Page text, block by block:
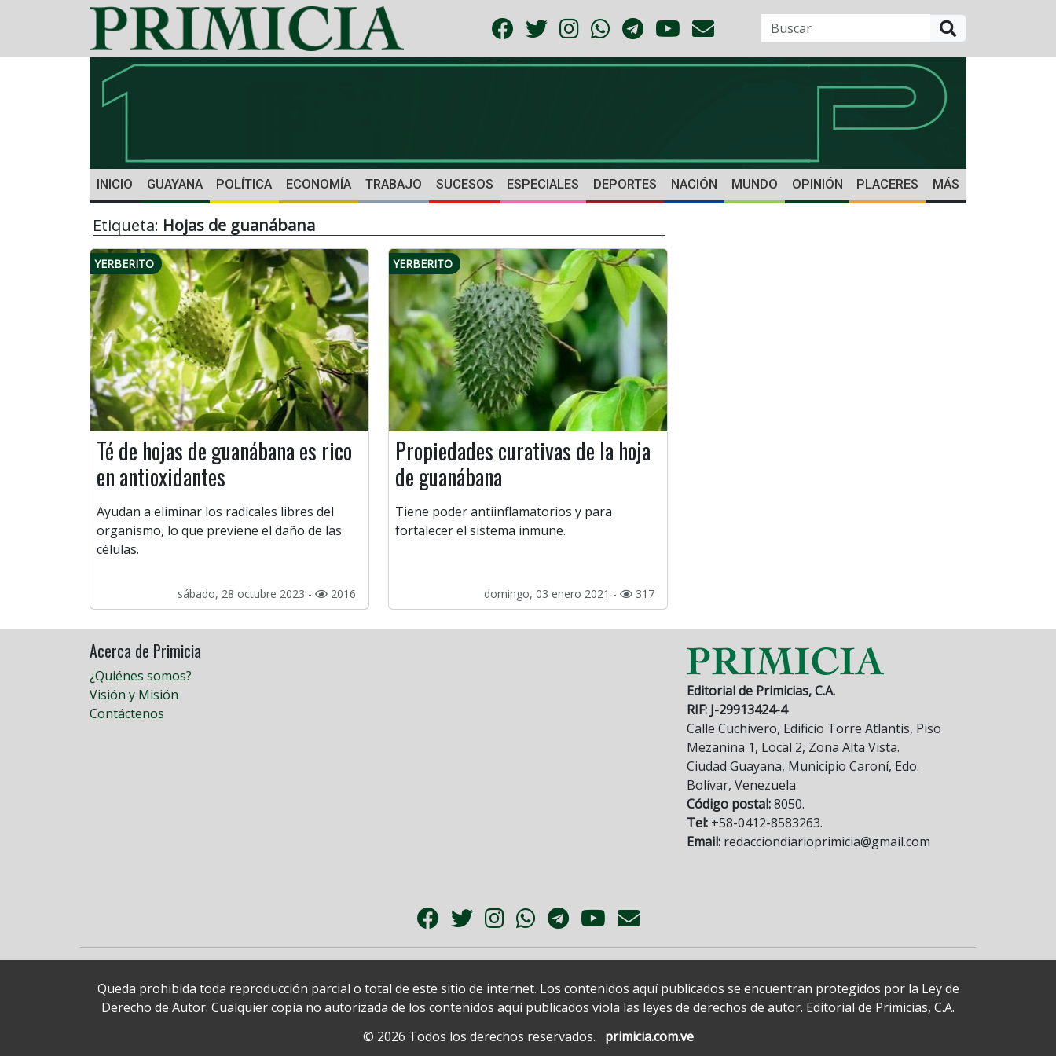
INICIO GUAYANA POLÍTICA ECONOMÍA TRABAJO SUCESOS ESPECIALES DEPORTES NACIÓN MUNDO OPINIÓN PLACERES MÁS
Etiqueta: Hojas de guanábana
YERBERITO
Té de hojas de guanábana es rico
en antioxidantes
Ayudan a eliminar los radicales libres del
organismo, lo que previene el daño de las
células.
sábado, 28 octubre 2023 - 2016
YERBERITO
Propiedades curativas de la hoja
de guanábana
Tiene poder antiinflamatorios y para
fortalecer el sistema inmune.
domingo, 03 enero 2021 - 317
Acerca de Primicia
¿Quiénes somos?
Visión y Misión
Contáctenos
Editorial de Primicias, C.A.
RIF: J-29913424-4
Calle Cuchivero, Edificio Torre Atlantis, Piso
Mezanina 1, Local 2, Zona Alta Vista.
Ciudad Guayana, Municipio Caroní, Edo.
Bolívar, Venezuela.
Código postal:8050.
Tel: +58-0412-8583263.
Email: redacciondiarioprimicia@gmail.com
Queda prohibida toda reproducción parcial o total de este sitio de internet. Los contenidos aquí publicados se encuentran protegidos por la Ley de
Derecho de Autor. Cualquier copia no autorizada de los contenidos aquí publicados viola las leyes de derechos de autor. Editorial de Primicias, C.A.
© 2026 Todos los derechos reservados.
primicia.com.ve